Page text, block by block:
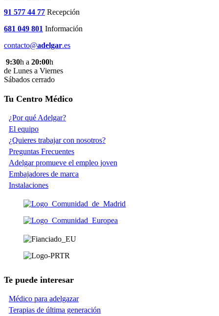
91 577 44 77 Recepción
681 049 801 Información
contacto@adelgar.es
9:30h a 20:00h
de Lunes a Viernes
Sábados cerrado
Tu Centro Médico
¿Por qué Adelgar?
El equipo
¿Quieres trabajar con nosotros?
Preguntas Frecuentes
Adelgar promueve el empleo joven
Embajadores de marca
Instalaciones
Te puede interesar
Médico para adelgazar
Terapias de última generación